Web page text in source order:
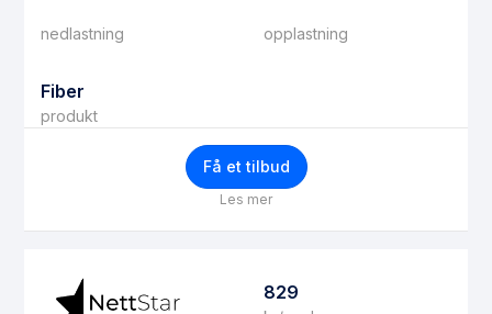
nedlastning opplastning
Fiber
produkt
Få et tilbud
Les mer
829